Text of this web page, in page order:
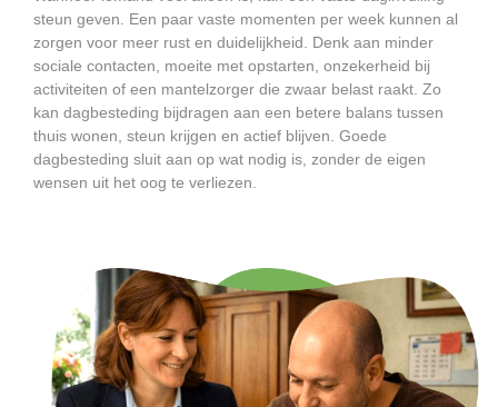
steun geven. Een paar vaste momenten per week kunnen al
zorgen voor meer rust en duidelijkheid. Denk aan minder
sociale contacten, moeite met opstarten, onzekerheid bij
activiteiten of een mantelzorger die zwaar belast raakt. Zo
kan dagbesteding bijdragen aan een betere balans tussen
thuis wonen, steun krijgen en actief blijven. Goede
dagbesteding sluit aan op wat nodig is, zonder de eigen
wensen uit het oog te verliezen.